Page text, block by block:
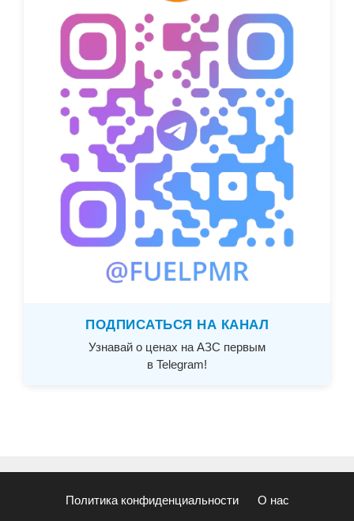
ПОДПИСАТЬСЯ НА КАНАЛ
Узнавай о ценах на АЗС первым
в Telegram!
Политика конфиденциальности О нас